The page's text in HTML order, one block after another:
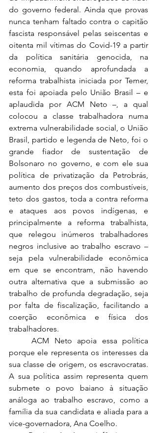
do governo federal. Ainda que provas
nunca tenham faltado contra o capitão
fascista responsável pelas seiscentas e
oitenta mil vítimas do Covid-19 a partir
da política sanitária genocida, na
economia, quando aprofundada a
reforma trabalhista iniciada por Temer,
esta foi apoiada pelo União Brasil – e
aplaudida por ACM Neto –, a qual
colocou a classe trabalhadora numa
extrema vulnerabilidade social, o União
Brasil, partido e legenda de Neto, foi o
grande fiador de sustentação de
Bolsonaro no governo, e com ele sua
política de privatização da Petrobrás,
aumento dos preços dos combustíveis,
teto dos gastos, toda a contra reforma
e ataques aos povos indígenas, e
principalmente a reforma trabalhista,
que relegou inúmeros trabalhadores
negros inclusive ao trabalho escravo –
seja pela vulnerabilidade econômica
em que se encontram, não havendo
outra alternativa que a submissão ao
trabalho de profunda degradação, seja
por falta de fiscalização, facilitando a
coerção econômica e física dos
trabalhadores.
	ACM Neto apoia essa política
porque ele representa os interesses da
sua classe de origem, os escravocratas.
A sua política assim representa quem
submete o povo baiano à situação
análoga ao trabalho escravo, como a
família da sua candidata e aliada para a
vice-governadora, Ana Coelho.